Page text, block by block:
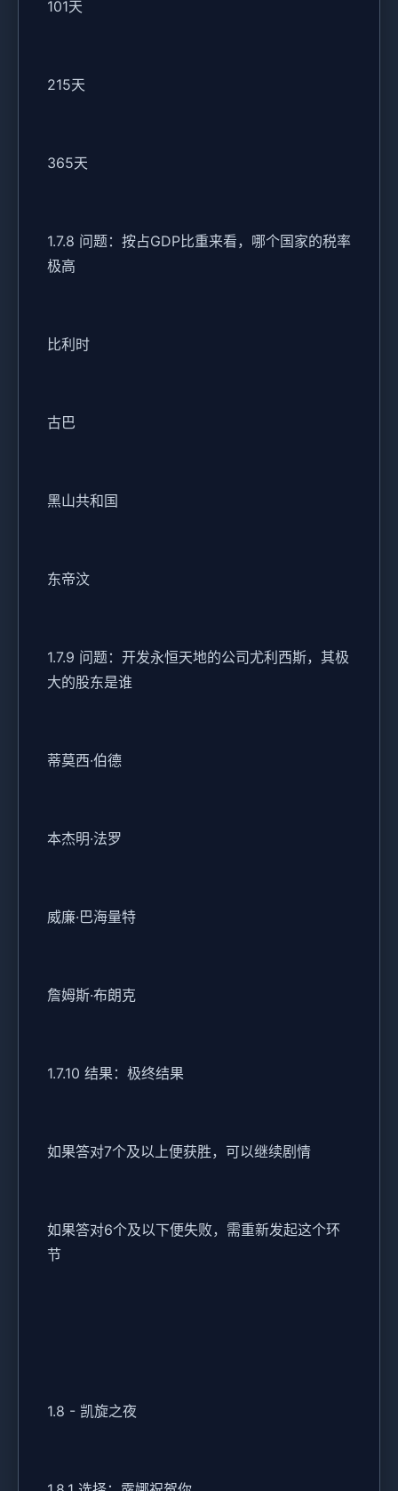
101天
215天
365天
1.7.8 问题：按占GDP比重来看，哪个国家的税率
极高
比利时
古巴
黑山共和国
东帝汶
1.7.9 问题：开发永恒天地的公司尤利西斯，其极
大的股东是谁
蒂莫西·伯德
本杰明·法罗
威廉·巴海量特
詹姆斯·布朗克
1.7.10 结果：极终结果
如果答对7个及以上便获胜，可以继续剧情
如果答对6个及以下便失败，需重新发起这个环
节
1.8 - 凯旋之夜